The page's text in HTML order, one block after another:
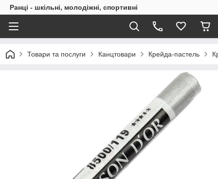
Ранці - шкільні, молодіжні, спортивні
Товари та послуги Канцтовари Крейда-пастель